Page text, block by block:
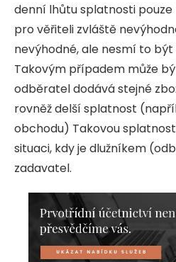
denní lhůtu splatnosti
pro věřiteli zvláště
nevýhodné, ale nesmí to
Takovým případem může
odběratel dodává stejné
rovněž delší splatnost
obchodu) Takovou
situaci, kdy je dlužníkem
zadavatel.